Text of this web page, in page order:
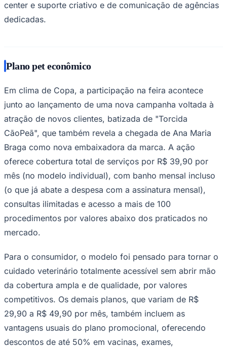
São Paulo
center e suporte criativo e de comunicação de agências
dedicadas.
Plano pet econômico
Em clima de Copa, a participação na feira acontece
junto ao lançamento de uma nova campanha voltada à
atração de novos clientes, batizada de "Torcida
CãoPeã", que também revela a chegada de Ana Maria
Braga como nova embaixadora da marca. A ação
oferece cobertura total de serviços por R$ 39,90 por
mês (no modelo individual), com banho mensal incluso
(o que já abate a despesa com a assinatura mensal),
consultas ilimitadas e acesso a mais de 100
procedimentos por valores abaixo dos praticados no
mercado.
Para o consumidor, o modelo foi pensado para tornar o
cuidado veterinário totalmente acessível sem abrir mão
da cobertura ampla e de qualidade, por valores
competitivos. Os demais planos, que variam de R$
29,90 a R$ 49,90 por mês, também incluem as
vantagens usuais do plano promocional, oferecendo
descontos de até 50% em vacinas, exames,